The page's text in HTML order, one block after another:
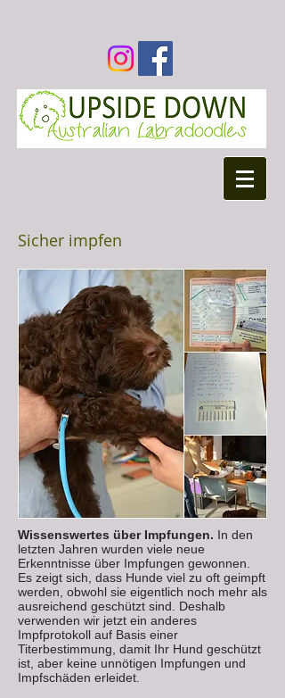
Sicher impfen
Wissenswertes über Impfungen. In den
letzten Jahren wurden viele neue
Erkenntnisse über Impfungen gewonnen.
Es zeigt sich, dass Hunde viel zu oft geimpft
werden, obwohl sie eigentlich noch mehr als
ausreichend geschützt sind. Deshalb
verwenden wir jetzt ein anderes
Impfprotokoll auf Basis einer
Titerbestimmung, damit Ihr Hund geschützt
ist, aber keine unnötigen Impfungen und
Impfschäden erleidet.